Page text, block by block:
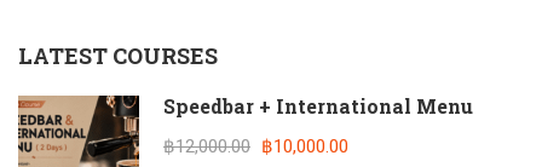
LATEST COURSES
Speedbar + International Menu
฿12,000.00 ฿10,000.00